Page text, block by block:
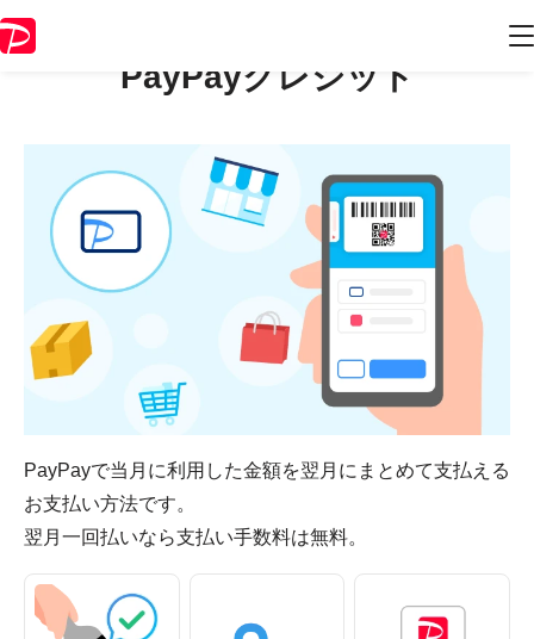
PayPayクレジット
PayPayで当月に利用した金額を翌月にまとめて支払える
お支払い方法です。
翌月一回払いなら支払い手数料は無料。